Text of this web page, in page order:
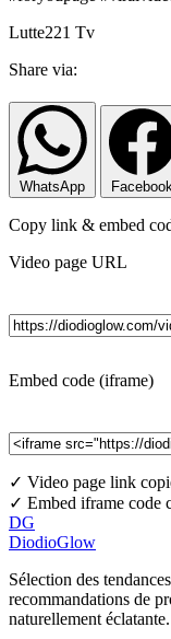
Lutte221 Tv
Share via:
WhatsApp
Copy link & embed
Video page URL
Embed code (iframe)
✓ Video page link
✓ Embed iframe code
DG
DiodioGlow
Sélection des
recommandations de
naturellement éclatante.